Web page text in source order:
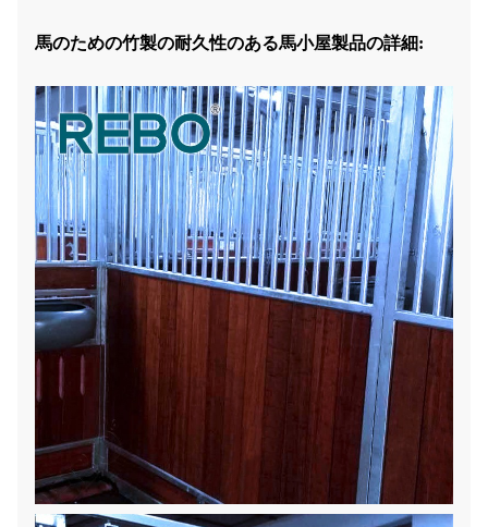
馬のための竹製の耐久性のある馬小屋製品の詳細: